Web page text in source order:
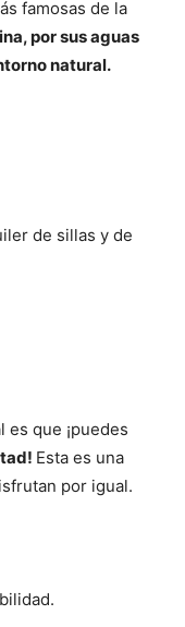
famosas de la
por sus aguas
natural.
de sillas y de
es que ¡puedes
Esta es una
por igual.